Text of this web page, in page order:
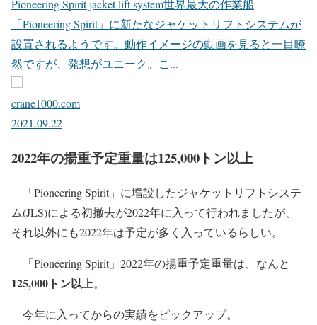
Pioneering Spirit jacket lift system世界最大の作業船
「Pioneering Spirit」に新たなジャケットリフトシステムが
設置されるようです。動作イメージの動画を見ると一目瞭
然ですが、発想がユニーク。こ...
crane1000.com
2021.09.22
2022年の揚重予定重量は125,000トン以上
「Pioneering Spirit」に増設したジャケットリフトシステ
ム(JLS)による初撤去が2022年に入って行われましたが、
それ以外にも2022年は予定が多く入っているらしい。
「Pioneering Spirit」2022年の揚重予定重量は、なんと
125,000トン以上。
今年に入ってからの実績をピックアップ。